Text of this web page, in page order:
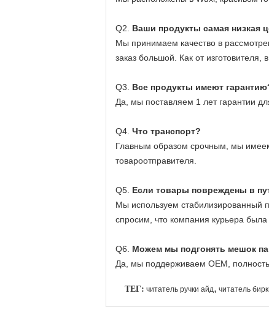
Q2. Ваши продукты самая низкая
Мы принимаем качество в
заказ большой. Как от
Q3. Все продукты имеют
Да, мы поставляем 1 лет гарантии
Q4. Что транспорт?
Главным образом срочным, мы
товароотправителя.
Q5. Если товары повреждены в
Мы используем стабилизированный
спросим, что компания курьера
Q6. Можем мы подгонять мешок
Да, мы поддерживаем OEM,
ТЕГ: читатель ручки айд, читатель